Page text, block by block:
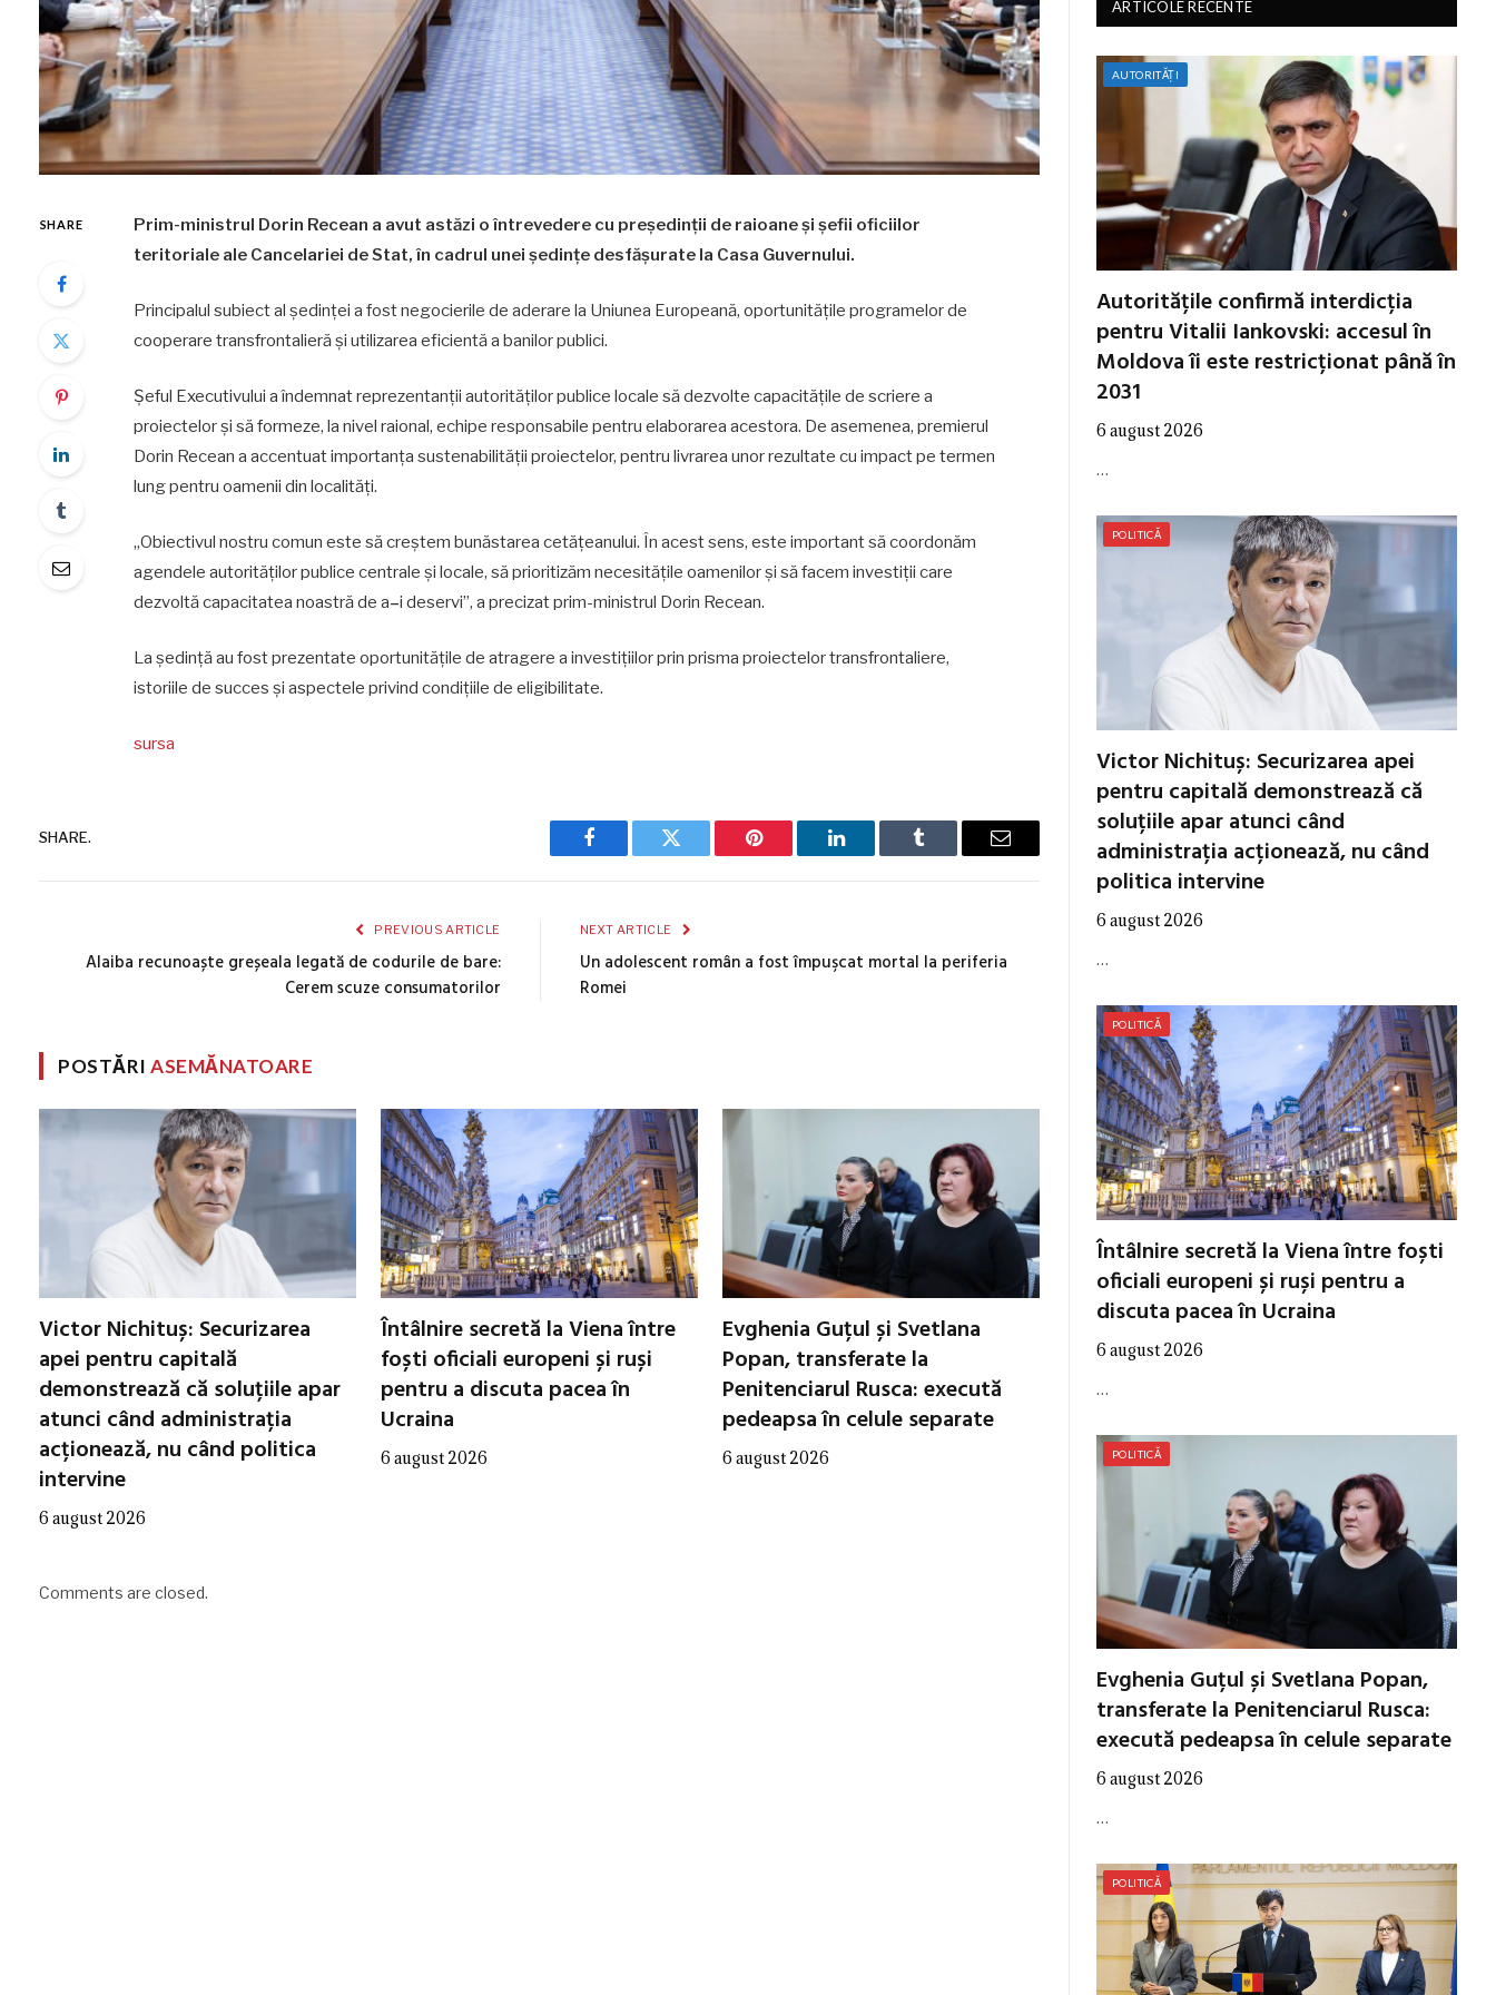
SHARE
Prim-ministrul Dorin Recean a avut astăzi o întrevedere cu președinții de raioane și șefii oficiilor
teritoriale ale Cancelariei de Stat, în cadrul unei ședințe desfășurate la Casa Guvernului.
Principalul subiect al ședinței a fost negocierile de aderare la Uniunea Europeană, oportunitățile programelor de
cooperare transfrontalieră și utilizarea eficientă a banilor publici.
Șeful Executivului a îndemnat reprezentanții autorităților publice locale să dezvolte capacitățile de scriere a
proiectelor și să formeze, la nivel raional, echipe responsabile pentru elaborarea acestora. De asemenea, premierul
Dorin Recean a accentuat importanța sustenabilității proiectelor, pentru livrarea unor rezultate cu impact pe termen
lung pentru oamenii din localități.
„Obiectivul nostru comun este să creștem bunăstarea cetățeanului. În acest sens, este important să coordonăm
agendele autorităților publice centrale și locale, să prioritizăm necesitățile oamenilor și să facem investiții care
dezvoltă capacitatea noastră de a–i deservi”, a precizat prim-ministrul Dorin Recean.
La ședință au fost prezentate oportunitățile de atragere a investițiilor prin prisma proiectelor transfrontaliere,
istoriile de succes și aspectele privind condițiile de eligibilitate.
sursa
SHARE.
Facebook Twitter Pinterest LinkedIn Tumblr Email
PREVIOUS ARTICLE
Alaiba recunoaște greșeala legată de codurile de bare:
Cerem scuze consumatorilor
NEXT ARTICLE
Un adolescent român a fost împuşcat mortal la periferia
Romei
POSTĂRIASEMĂNATOARE
Victor Nichituș: Securizarea
apei pentru capitală
demonstrează că soluțiile apar
atunci când administrația
acționează, nu când politica
intervine
6 august 2026
Întâlnire secretă la Viena între
foști oficiali europeni și ruși
pentru a discuta pacea în
Ucraina
6 august 2026
Evghenia Guțul și Svetlana
Popan, transferate la
Penitenciarul Rusca: execută
pedeapsa în celule separate
6 august 2026
Comments are closed.
ARTICOLE RECENTE
AUTORITĂȚI
Autoritățile confirmă interdicția
pentru Vitalii Iankovski: accesul în
Moldova îi este restricționat până în
2031
6 august 2026
…
POLITICĂ
Victor Nichituș: Securizarea apei
pentru capitală demonstrează că
soluțiile apar atunci când
administrația acționează, nu când
politica intervine
6 august 2026
…
POLITICĂ
Întâlnire secretă la Viena între foști
oficiali europeni și ruși pentru a
discuta pacea în Ucraina
6 august 2026
…
POLITICĂ
Evghenia Guțul și Svetlana Popan,
transferate la Penitenciarul Rusca:
execută pedeapsa în celule separate
6 august 2026
…
POLITICĂ